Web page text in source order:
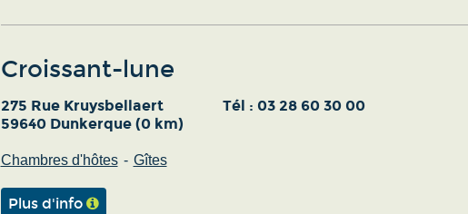
Croissant-lune
275 Rue Kruysbellaert
59640 Dunkerque (0 km)
Tél : 03 28 60 30 00
Chambres d'hôtes Gîtes
Plus d'info